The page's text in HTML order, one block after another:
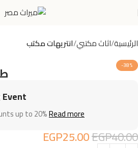
الرئيسية اثاث مكتبي انتريهات مكتب
-38%
up to 20%Read more
EGP40.00
EGP25.00